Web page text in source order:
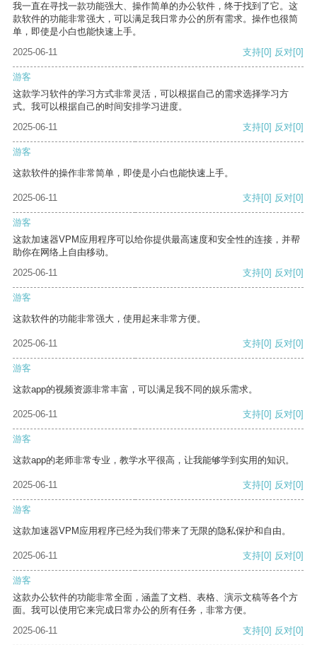
我一直在寻找一款功能强大、操作简单的办公软件，终于找到了它。这
款软件的功能非常强大，可以满足我日常办公的所有需求。操作也很简
单，即使是小白也能快速上手。
2025-06-11
支持[0] 反对[0]
游客
这款学习软件的学习方式非常灵活，可以根据自己的需求选择学习方
式。我可以根据自己的时间安排学习进度。
2025-06-11
支持[0] 反对[0]
游客
这款软件的操作非常简单，即使是小白也能快速上手。
2025-06-11 支持[0] 反对[0]
游客
这款加速器VPM应用程序可以给你提供最高速度和安全性的连接，并帮
助你在网络上自由移动。
2025-06-11
支持[0] 反对[0]
游客
这款软件的功能非常强大，使用起来非常方便。
2025-06-11 支持[0] 反对[0]
游客
这款app的视频资源非常丰富，可以满足我不同的娱乐需求。
2025-06-11 支持[0] 反对[0]
游客
这款app的老师非常专业，教学水平很高，让我能够学到实用的知识。
2025-06-11 支持[0] 反对[0]
游客
这款加速器VPM应用程序已经为我们带来了无限的隐私保护和自由。
2025-06-11 支持[0] 反对[0]
游客
这款办公软件的功能非常全面，涵盖了文档、表格、演示文稿等各个方
面。我可以使用它来完成日常办公的所有任务，非常方便。
2025-06-11
支持[0] 反对[0]